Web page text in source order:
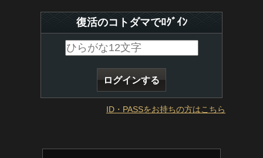
復活のコトダマでﾛｸﾞｲﾝ
ID・PASSをお持ちの方はこちら